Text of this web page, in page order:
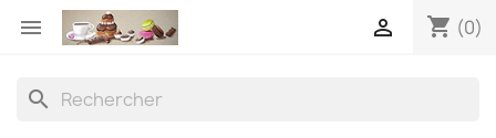
 shopping_cart (0)

search